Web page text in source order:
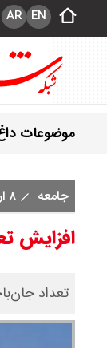
EN
AR
موضوعات
جامعه ۸ اردیبهشت ۱۴۰۴
افزایش
تعداد